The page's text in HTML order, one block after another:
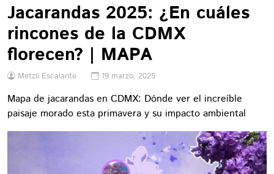
Jacarandas 2025: ¿En cuáles
rincones de la CDMX
florecen? | MAPA
Metzli Escalante 19 marzo, 2025
Mapa de jacarandas en CDMX: Dónde ver el increíble
paisaje morado esta primavera y su impacto ambiental